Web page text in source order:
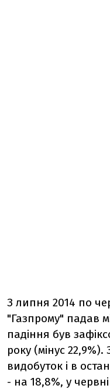
З липня 2014 по
"Газпрому" падав
падіння був
року (мінус
видобуток і в
- на 18,8%, у